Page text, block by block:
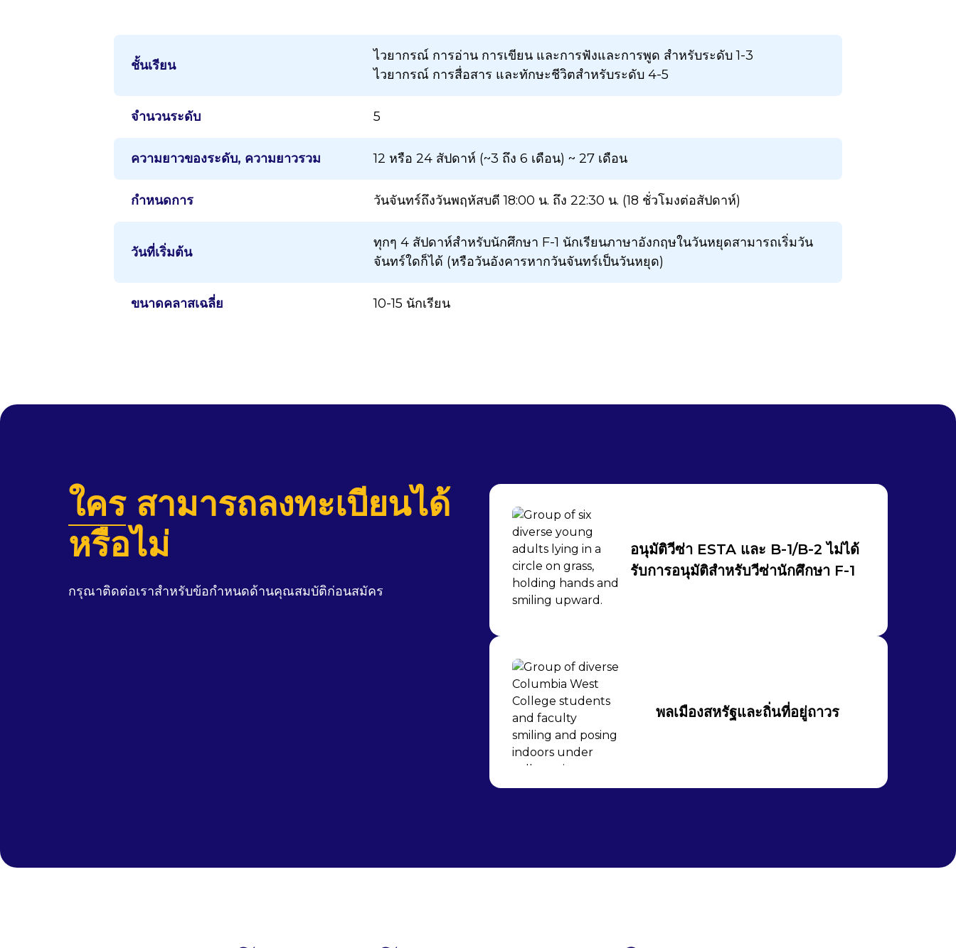
ชั้นเรียน
ไวยากรณ์ การอ่าน การเขียน และการฟังและการพูด สำหรับระดับ 1-3
ไวยากรณ์ การสื่อสาร และทักษะชีวิตสำหรับระดับ 4-5
จำนวนระดับ 5
ความยาวของระดับ, ความยาวรวม 12 หรือ 24 สัปดาห์ (~3 ถึง 6 เดือน) ~ 27 เดือน
กำหนดการ วันจันทร์ถึงวันพฤหัสบดี 18:00 น. ถึง 22:30 น. (18 ชั่วโมงต่อสัปดาห์)
วันที่เริ่มต้น
ทุกๆ 4 สัปดาห์สำหรับนักศึกษา F-1 นักเรียนภาษาอังกฤษในวันหยุดสามารถเริ่มวัน
จันทร์ใดก็ได้ (หรือวันอังคารหากวันจันทร์เป็นวันหยุด)
ขนาดคลาสเฉลี่ย 10-15 นักเรียน
ใครสามารถลงทะเบียนได้
หรือไม่
กรุณาติดต่อเราสำหรับข้อกำหนดด้านคุณสมบัติก่อนสมัคร
อนุมัติวีซ่า ESTA และ B-1/B-2 ไม่ได้
รับการอนุมัติสำหรับวีซ่านักศึกษา F-1
พลเมืองสหรัฐและถิ่นที่อยู่ถาวร